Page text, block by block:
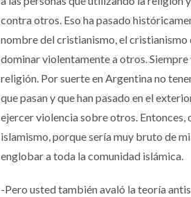
contra otros. Eso ha pasado
nombre del cristianismo, el
dominar violentamente a otros.
religión. Por suerte en Argentina no
que pasan y que han pasado en el
ejercer violencia sobre otros.
islamismo, porque sería muy bruto de
englobar a toda la comunidad islámica.
-Pero usted también avaló la teoría